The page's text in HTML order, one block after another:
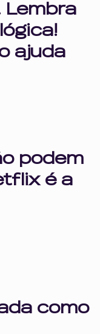
Lembra
ajuda
podem
é a
como